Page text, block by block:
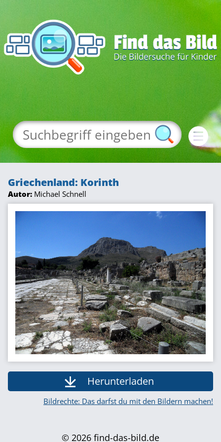
Griechenland: Korinth
Autor: Michael Schnell
Herunterladen
Bildrechte: Das darfst du mit den Bildern machen!
© 2026 find-das-bild.de